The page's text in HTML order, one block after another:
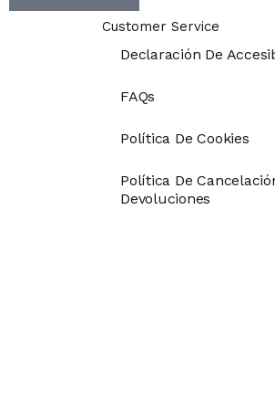
Customer Service
Declaración De
FAQs
Política De Cookies
Política De
Devoluciones